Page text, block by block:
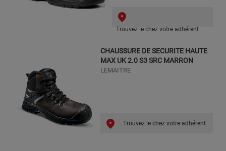
Trouvez le chez votre adhérent
CHAUSSURE DE SECURITE HAUTE
MAX UK 2.0 S3 SRC MARRON
LEMAITRE
Trouvez le chez votre adhérent